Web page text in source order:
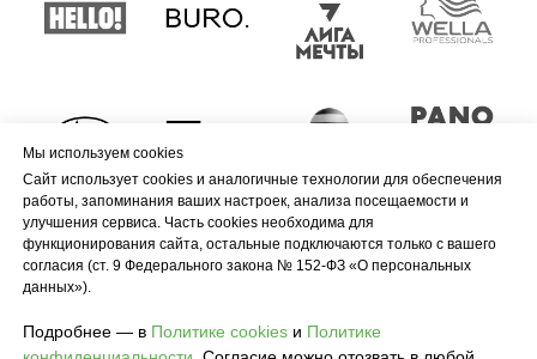
Мы используем cookies
Сайт использует cookies и аналогичные технологии для обеспечения
работы, запоминания ваших настроек, анализа посещаемости и
улучшения сервиса. Часть cookies необходима для
функционирования сайта, остальные подключаются только с вашего
согласия (ст. 9 Федерального закона № 152-ФЗ «О персональных
данных»).
Подробнее — в Политике cookies и Политике